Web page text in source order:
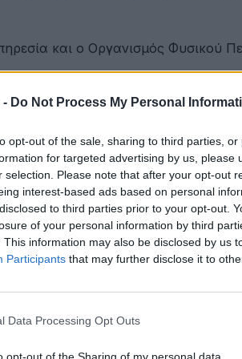
- Do Not Process My Personal
opt-out of the sale, sharing to third parties,
for targeted advertising by us, please
selection. Please note that after your opt-out
interest-based ads based on personal
to third parties prior to your opt-out.
of your personal information by third
This information may also be disclosed by us
Participants that may further disclose it to
Data Processing Opt Outs
opt-out of the Sharing of my personal data.
και ο Οργανισμός Φυσικού
ΕΠΟΜΕΑ Βιλίων
αποκτά ένα πρωτοποριακό
και πιο δροσερές
πάρκου Faria Αίολος